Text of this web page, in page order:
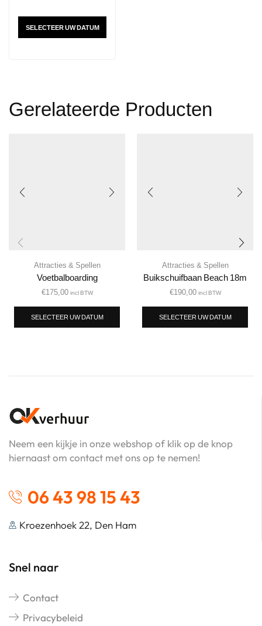
SELECTEER UW DATUM
Gerelateerde Producten
Attracties & Spellen
Voetbalboarding
€175,00 incl BTW
SELECTEER UW DATUM
Attracties & Spellen
Buikschuifbaan Beach 18m
€190,00 incl BTW
SELECTEER UW DATUM
Neem een kijkje in onze webshop of klik op de knop
hiernaast om contact met ons op te nemen!
06 43 98 15 43
Kroezenhoek 22, Den Ham
Snel naar
Contact
Privacybeleid